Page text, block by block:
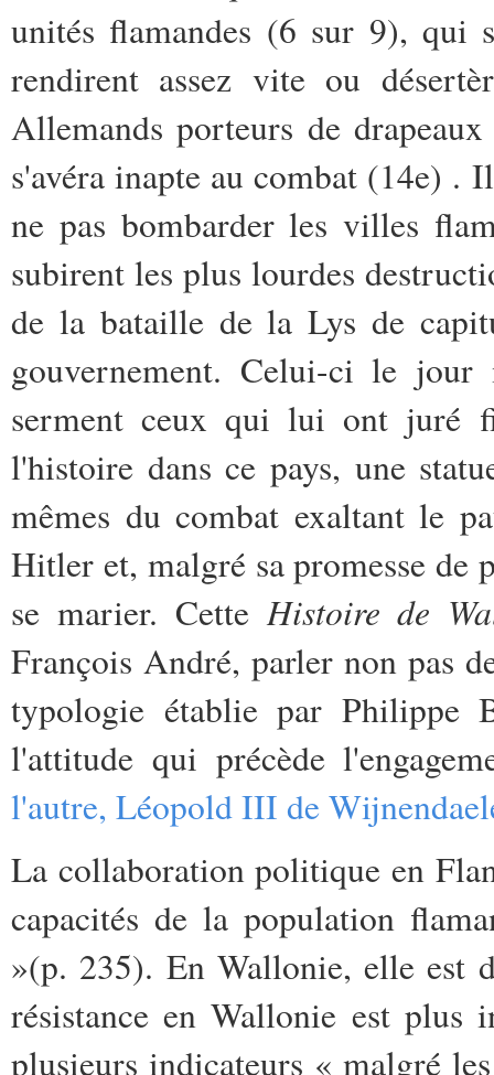
unités flamandes (6 sur 9), qui
rendirent assez vite ou
Allemands porteurs de
s'avéra inapte au combat (14e) .
ne pas bombarder les villes
subirent les plus lourdes
de la bataille de la Lys de
gouvernement. Celui-ci le
serment ceux qui lui ont juré
l'histoire dans ce pays, une
mêmes du combat exaltant le
Hitler et, malgré sa promesse de
se marier. CetteHistoire de
François André, parler non pas
typologie établie par Philippe
l'attitude qui précède
l'autre, Léopold III de
La collaboration politique en
capacités de la population
»(p. 235). En Wallonie, elle est
résistance en Wallonie est plus
plusieurs indicateurs « malgré